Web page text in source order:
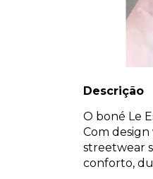
Descrição
O boné Le
Com
streetwear
conforto,